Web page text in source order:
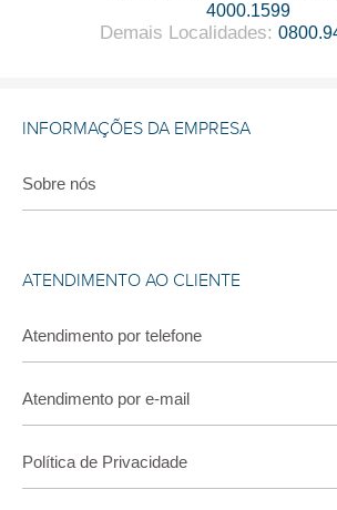
4000.1599
Demais Localidades:
INFORMAÇÕES DA EMPRESA
Sobre nós
ATENDIMENTO AO CLIENTE
Atendimento por telefone
Atendimento por e-mail
Política de Privacidade